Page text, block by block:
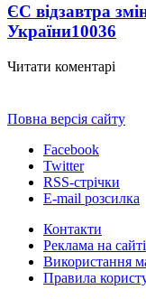
ЄС відзавтра
України10036
Читати коментарі
Повна версія сайту
Facebook
Twitter
RSS-стрічки
E-mail розсилка
Контакти
Реклама на сайті
Використання
Правила